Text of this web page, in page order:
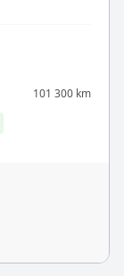
101 300 km